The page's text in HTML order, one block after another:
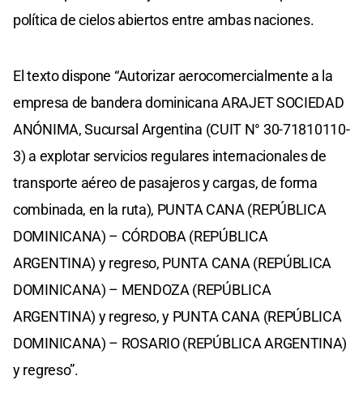
política de cielos abiertos entre ambas naciones.
El texto dispone “Autorizar aerocomercialmente a la
empresa de bandera dominicana ARAJET SOCIEDAD
ANÓNIMA, Sucursal Argentina (CUIT N° 30-71810110-
3) a explotar servicios regulares internacionales de
transporte aéreo de pasajeros y cargas, de forma
combinada, en la ruta), PUNTA CANA (REPÚBLICA
DOMINICANA) – CÓRDOBA (REPÚBLICA
ARGENTINA) y regreso, PUNTA CANA (REPÚBLICA
DOMINICANA) – MENDOZA (REPÚBLICA
ARGENTINA) y regreso, y PUNTA CANA (REPÚBLICA
DOMINICANA) – ROSARIO (REPÚBLICA ARGENTINA)
y regreso”.